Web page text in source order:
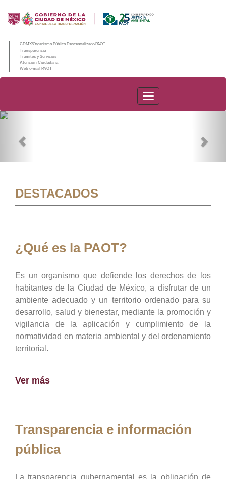
CDMX/Organismo Público Descentralizado/PAOT
Transparencia
Trámites y Servicios
Atención Ciudadana
Web e-mail PAOT
PAOT
DESTACADOS
¿Qué es la PAOT?
Es un organismo que defiende los derechos de los
habitantes de la Ciudad de México, a disfrutar de un
ambiente adecuado y un territorio ordenado para su
desarrollo, salud y bienestar, mediante la promoción y
vigilancia de la aplicación y cumplimiento de la
normatividad en materia ambiental y del ordenamiento
territorial.
Ver más
Transparencia e información
pública
La transparencia gubernamental es la obligación de